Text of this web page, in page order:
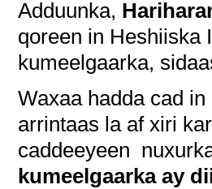
Adduunka,
qoreen in Heshiiska
kumeelgaarka,
Waxaa hadda cad
arrintaas la af xiri
caddeeyeen
kumeelgaarka ay